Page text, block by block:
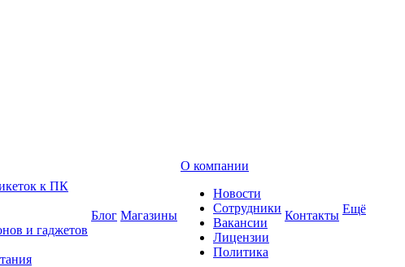
к ПК
и гаджетов
Блог Магазины
О компании
Новости
Сотрудники
Вакансии
Лицензии
Политика
Контакты Ещё